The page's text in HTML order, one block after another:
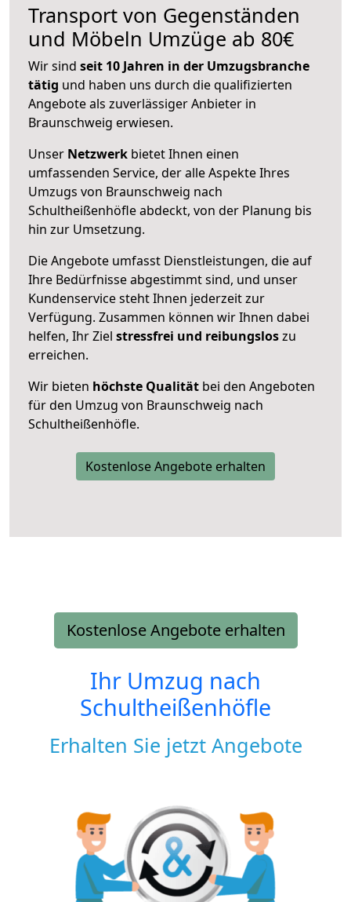
Transport von Gegenständen
und Möbeln Umzüge ab 80€
Wir sind seit 10 Jahren in der Umzugsbranche
tätig und haben uns durch die qualifizierten
Angebote als zuverlässiger Anbieter in
Braunschweig erwiesen.
Unser Netzwerk bietet Ihnen einen
umfassenden Service, der alle Aspekte Ihres
Umzugs von Braunschweig nach
Schultheißenhöfle abdeckt, von der Planung bis
hin zur Umsetzung.
Die Angebote umfasst Dienstleistungen, die auf
Ihre Bedürfnisse abgestimmt sind, und unser
Kundenservice steht Ihnen jederzeit zur
Verfügung. Zusammen können wir Ihnen dabei
helfen, Ihr Ziel stressfrei und reibungsloszu
erreichen.
Wir bieten höchste Qualität bei den Angeboten
für den Umzug von Braunschweig nach
Schultheißenhöfle.
Kostenlose Angebote erhalten
Kostenlose Angebote erhalten
Ihr Umzug nach
Schultheißenhöfle
Erhalten Sie jetzt Angebote